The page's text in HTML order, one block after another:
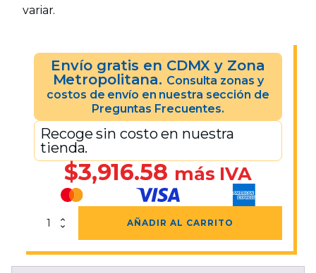
variar.
Envío gratis en CDMX y Zona
Metropolitana. Consulta zonas y
costos de envío en nuestra sección de
Preguntas Frecuentes.
Recoge sin costo en nuestra
tienda.
$3,916.58 más IVA
Cenicero
AÑADIR AL CARRITO